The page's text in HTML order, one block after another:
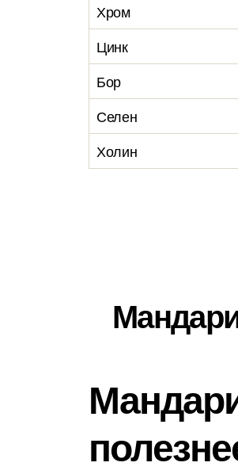
Хром
Цинк
Бор
Селен
Холин